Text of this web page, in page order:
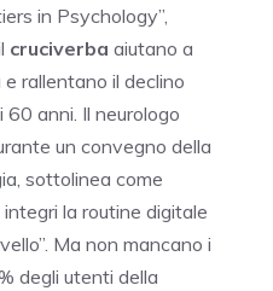
in Psychology”,
cruciverba aiutano a
rallentano il declino
anni. Il neurologo
un convegno della
sottolinea come
la routine digitale
Ma non mancano i
degli utenti della